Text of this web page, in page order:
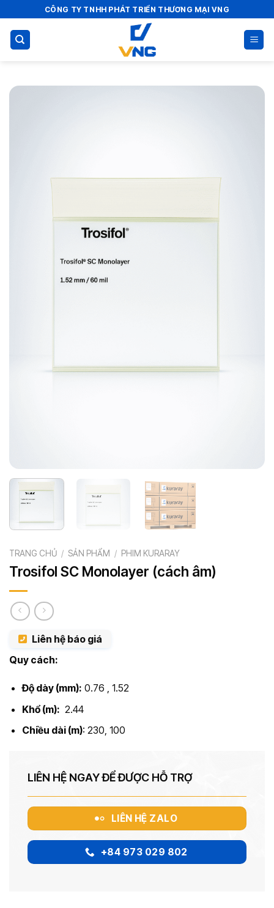
qua
dung
CÔNG TY TNHH PHÁT TRIỂN THƯƠNG MẠI VNG
TRANG CHỦ / SẢN PHẨM / PHIM KURARAY
Trosifol SC Monolayer (cách âm)
Liên hệ báo giá
Quy cách:
Độ dày (mm): 0.76 , 1.52
Khổ (m): 2.44
Chiều dài (m): 230, 100
LIÊN HỆ NGAY ĐỂ ĐƯỢC HỖ TRỢ
LIÊN HỆ ZALO
+84 973 029 802